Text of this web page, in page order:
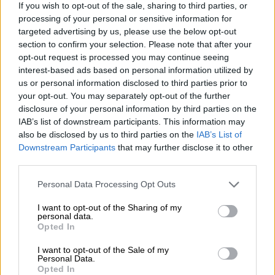
If you wish to opt-out of the sale, sharing to third parties, or
processing of your personal or sensitive information for
targeted advertising by us, please use the below opt-out
section to confirm your selection. Please note that after your
opt-out request is processed you may continue seeing
interest-based ads based on personal information utilized by
us or personal information disclosed to third parties prior to
your opt-out. You may separately opt-out of the further
disclosure of your personal information by third parties on the
IAB’s list of downstream participants. This information may
also be disclosed by us to third parties on the IAB’s List of
Downstream Participants that may further disclose it to other
Please note that this website/app uses one or more Google
not limited to your visit or usage behaviour. You may click to
grant or deny consent to Google and its third-party tags to
use your data for below specified purposes in below Google
consent section.
Personal Data Processing Opt Outs
I want to opt-out of the Sharing of my
personal data.
Opted In
I want to opt-out of the Sale of my
Personal Data.
Opted In
αυστηροί γονείς μαζί με τον Ντέμη γιατί
θέλουν να προστατέψουν τα παιδιά τους. Η
παρουσιάστρια του «X-Factor» μίλησε για
την κόρη της Μελίνα, που είναι ταλέντο στο
τραγούδι και θέλει να ασχοληθεί με τα
καλλιτεχνικά.